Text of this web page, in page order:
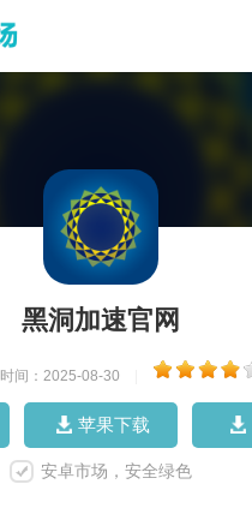
黑洞加速官网
时间：2025-08-30
苹果下载
安卓市场，安全绿色